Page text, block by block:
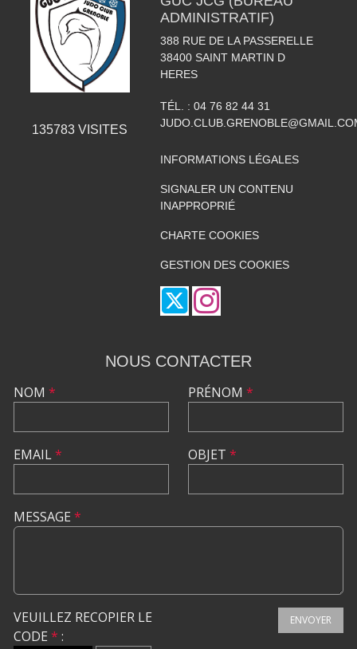
135783 VISITES
ADMINISTRATIF)
388 RUE DE LA PASSERELLE
38400 SAINT MARTIN D
HERES
TÉL. : 04 76 82 44 31
INFORMATIONS LÉGALES
SIGNALER UN CONTENU
INAPPROPRIÉ
CHARTE COOKIES
GESTION DES COOKIES
NOUS CONTACTER
NOM *
EMAIL*
PRÉNOM *
OBJET *
MESSAGE *
VEUILLEZ RECOPIER LE
CODE * :
ENVOYER